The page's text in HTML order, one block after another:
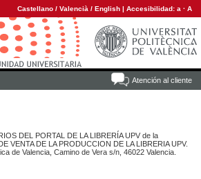
Castellano / Valencià / English | Accesibilidad: a · A
Atención al cliente
DEL PORTAL DE LA LIBRERÍA UPV de la
VENTA DE LA PRODUCCION DE LA LIBRERIA UPV.
de Valencia, Camino de Vera s/n, 46022 Valencia.